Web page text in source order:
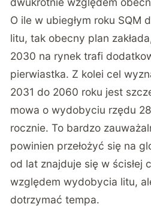
O ile w ubiegłym roku SQM
litu, tak obecny plan
2030 na rynek trafi
pierwiastka. Z kolei cel
2031 do 2060 roku jest
mowa o wydobyciu rzędu
rocznie. To bardzo
powinien przełożyć się na
od lat znajduje się w ścisłej
względem wydobycia litu,
dotrzymać tempa.